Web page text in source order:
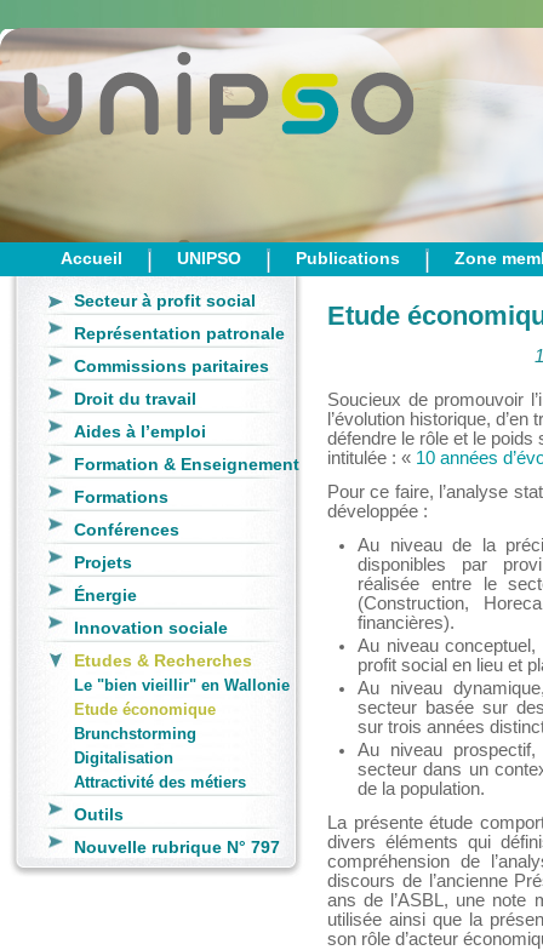
Accueil UNIPSO Publications Zone
Secteur à profit social
Représentation patronale
Commissions paritaires
Droit du travail
Aides à l’emploi
Formation & Enseignement
Formations
Conférences
Projets
Énergie
Innovation sociale
Etudes & Recherches
Le "bien vieillir" en Wallonie
Etude économique
Brunchstorming
Digitalisation
Attractivité des métiers
Outils
Nouvelle rubrique N° 797
Etude
Soucieux de promouvoir
l’évolution historique,
défendre le rôle et le poids
intitulée : « 10 années
Pour ce faire, l’analyse
développée :
Au niveau de la
disponibles par
réalisée entre le
(Construction,
financières).
Au niveau
profit social en lieu et
Au niveau
secteur basée sur
sur trois années
Au niveau
secteur dans un
de la population.
La présente étude
divers éléments qui
compréhension de
discours de l’ancienne
ans de l’ASBL, une note
utilisée ainsi que la
son rôle d’acteur